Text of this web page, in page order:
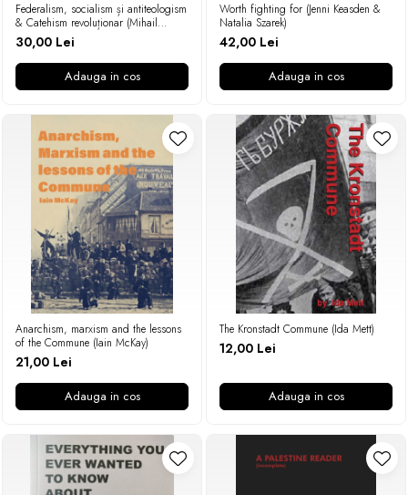
Federalism, socialism și antiteologism
& Catehism revoluționar (Mihail
Bakunin)
30,00 Lei
Adauga in cos
Worth fighting for (Jenni Keasden &
Natalia Szarek)
42,00 Lei
Adauga in cos
Anarchism, marxism and the lessons
of the Commune (Iain McKay)
21,00 Lei
Adauga in cos
The Kronstadt Commune (Ida Mett)
12,00 Lei
Adauga in cos